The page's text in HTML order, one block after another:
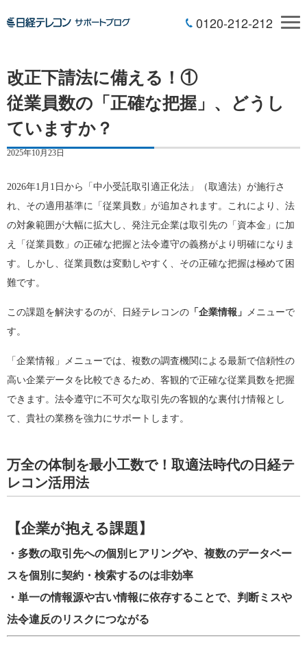
0120-212-212
改正下請法に備える！①
従業員数の「正確な把握」、どうし
ていますか？
2025年10月23日
2026年1月1日から「中小受託取引適正化法」（取適法）が施行さ
れ、その適用基準に「従業員数」が追加されます。これにより、法
の対象範囲が大幅に拡大し、発注元企業は取引先の「資本金」に加
え「従業員数」の正確な把握と法令遵守の義務がより明確になりま
す。しかし、従業員数は変動しやすく、その正確な把握は極めて困
難です。
この課題を解決するのが、日経テレコンの 「企業情報」 メニューで
す。
「企業情報」メニューでは、複数の調査機関による最新で信頼性の
高い企業データを比較できるため、客観的で正確な従業員数を把握
できます。法令遵守に不可欠な取引先の客観的な裏付け情報とし
て、貴社の業務を強力にサポートします。
万全の体制を最小工数で！取適法時代の日経テ
レコン活用法
【企業が抱える課題】
・ 多数の取引先への個別ヒアリングや、複数のデータベー
スを個別に契約・検索するのは非効率
・ 単一の情報源や古い情報に依存することで、判断ミスや
法令違反のリスクにつながる